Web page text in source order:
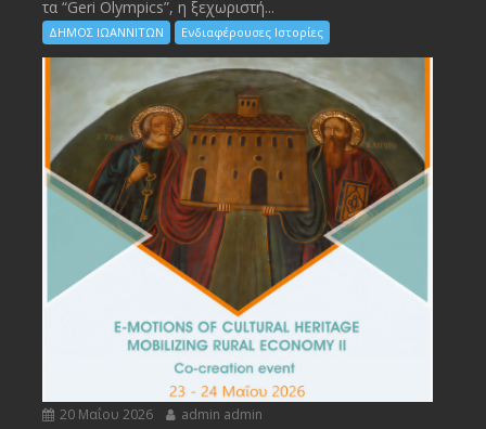
τα “Geri Olympics”, η ξεχωριστή...
ΔΗΜΟΣ ΙΩΑΝΝΙΤΩΝ Ενδιαφέρουσες Ιστορίες
20 Μαΐου 2026 admin admin